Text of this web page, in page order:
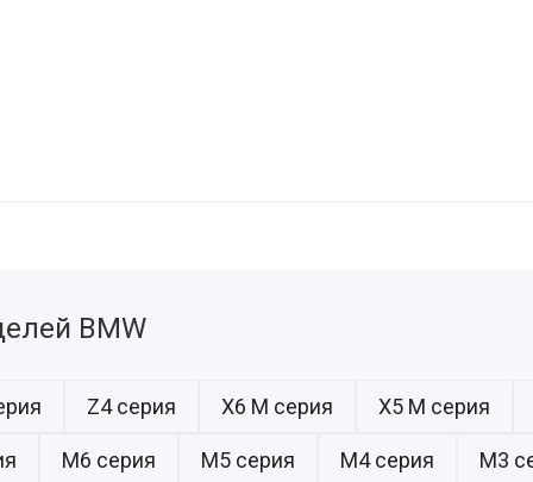
BMW
Z4 серия X6 M серия X5 M серия
M6 серия M5 серия M4 серия M3